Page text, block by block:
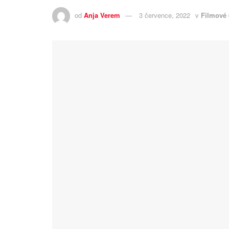
od Anja Verem 3 července, 2022 v Filmové